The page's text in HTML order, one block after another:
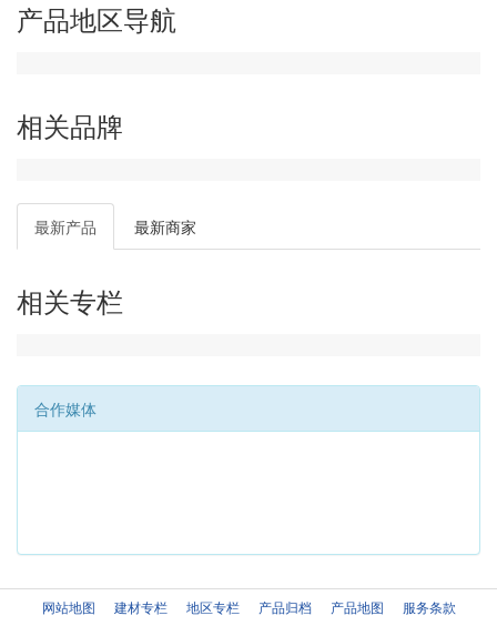
产品地区导航
相关品牌
最新产品 最新商家
相关专栏
合作媒体
网站地图 建材专栏 地区专栏 产品归档 产品地图 服务条款